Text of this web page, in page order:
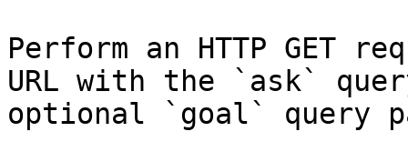
Perform an HTTP GET
URL with the `ask`
optional `goal` query